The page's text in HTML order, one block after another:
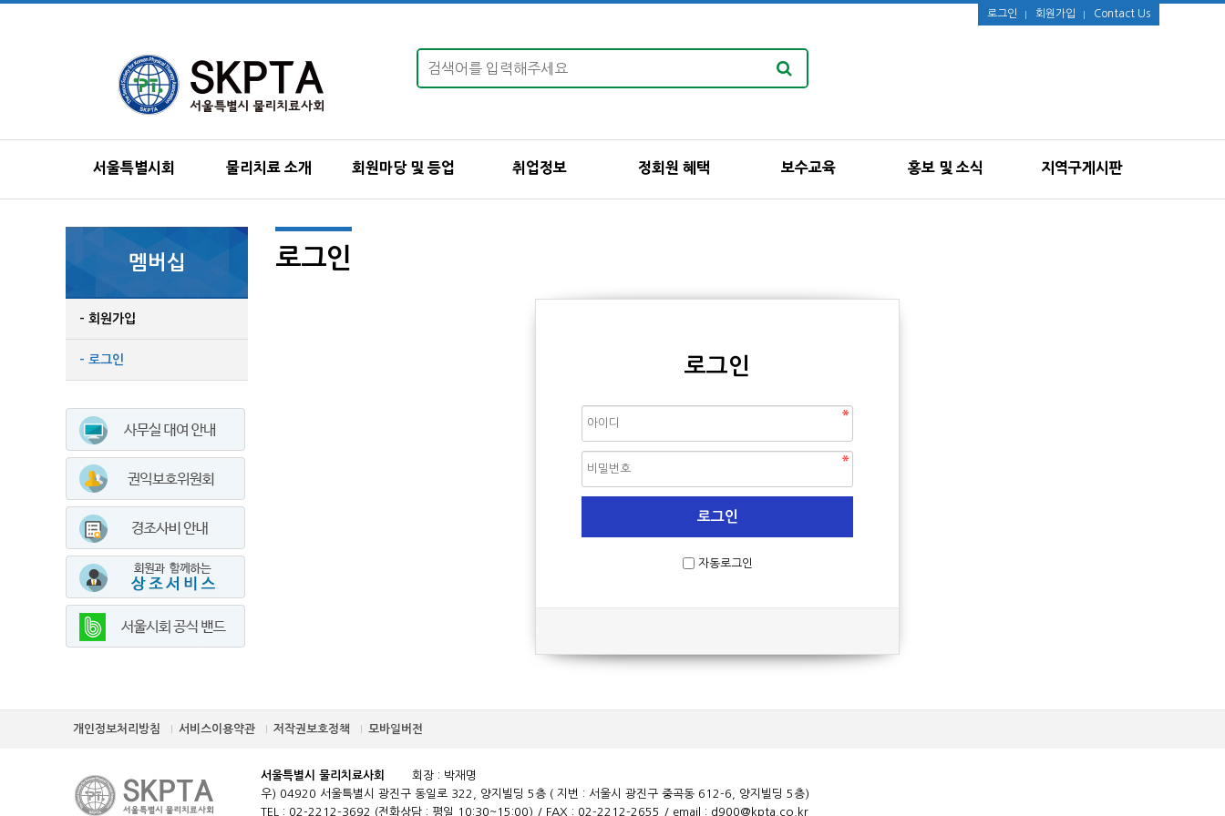
Contact Us
회원가입
로그인
서울특별시회 물리치료 소개 회원마당 및 등업 취업정보 정회원 혜택 보수교육 홍보 및 소식 지역구게시판
멤버십
- 회원가입
- 로그인
로그인
로그인
자동로그인
개인정보처리방침 서비스이용약관 저작권보호정책 모바일버전
서울특별시 물리치료사회
회장 : 박재명
우) 04920 서울특별시 광진구 동일로 322, 양지빌딩 5층 ( 지번 : 서울시 광진구 중곡동 612-6, 양지빌딩 5층)
TEL : 02-2212-3692 (전화상담 : 평일 10:30~15:00) / FAX : 02-2212-2655 / email : d900@kpta.co.kr